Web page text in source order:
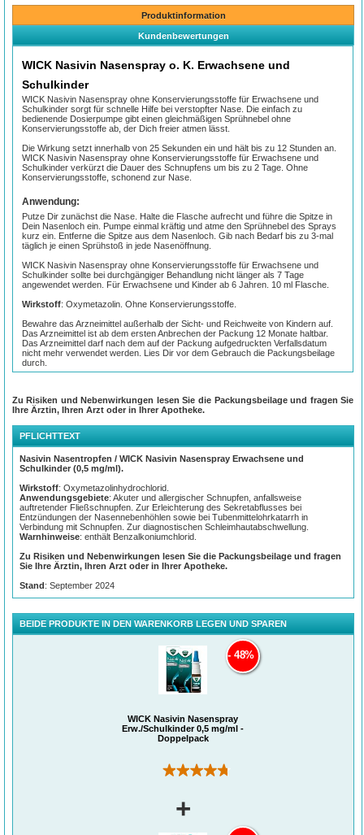
Produktinformation
Kundenbewertungen
WICK Nasivin Nasenspray o. K. Erwachsene und
Schulkinder
WICK Nasivin Nasenspray ohne Konservierungsstoffe für Erwachsene und
Schulkinder sorgt für schnelle Hilfe bei verstopfter Nase. Die einfach zu
bedienende Dosierpumpe gibt einen gleichmäßigen Sprühnebel ohne
Konservierungsstoffe ab, der Dich freier atmen lässt.
Die Wirkung setzt innerhalb von 25 Sekunden ein und hält bis zu 12 Stunden an.
WICK Nasivin Nasenspray ohne Konservierungsstoffe für Erwachsene und
Schulkinder verkürzt die Dauer des Schnupfens um bis zu 2 Tage. Ohne
Konservierungsstoffe, schonend zur Nase.
Anwendung:
Putze Dir zunächst die Nase. Halte die Flasche aufrecht und führe die Spitze in
Dein Nasenloch ein. Pumpe einmal kräftig und atme den Sprühnebel des Sprays
kurz ein. Entferne die Spitze aus dem Nasenloch. Gib nach Bedarf bis zu 3-mal
täglich je einen Sprühstoß in jede Nasenöffnung.
WICK Nasivin Nasenspray ohne Konservierungsstoffe für Erwachsene und
Schulkinder sollte bei durchgängiger Behandlung nicht länger als 7 Tage
angewendet werden. Für Erwachsene und Kinder ab 6 Jahren. 10 ml Flasche.
Wirkstoff: Oxymetazolin. Ohne Konservierungsstoffe.
Bewahre das Arzneimittel außerhalb der Sicht- und Reichweite von Kindern auf.
Das Arzneimittel ist ab dem ersten Anbrechen der Packung 12 Monate haltbar.
Das Arzneimittel darf nach dem auf der Packung aufgedruckten Verfallsdatum
nicht mehr verwendet werden. Lies Dir vor dem Gebrauch die Packungsbeilage
durch.
Zu Risiken und Nebenwirkungen lesen Sie die Packungsbeilage und fragen Sie
Ihre Ärztin, Ihren Arzt oder in Ihrer Apotheke.
PFLICHTTEXT
Nasivin Nasentropfen / WICK Nasivin Nasenspray Erwachsene und
Schulkinder (0,5 mg/ml).
Wirkstoff: Oxymetazolinhydrochlorid.
Anwendungsgebiete: Akuter und allergischer Schnupfen, anfallsweise
auftretender Fließschnupfen. Zur Erleichterung des Sekretabflusses bei
Entzündungen der Nasennebenhöhlen sowie bei Tubenmittelohrkatarrh in
Verbindung mit Schnupfen. Zur diagnostischen Schleimhautabschwellung.
Warnhinweise: enthält Benzalkoniumchlorid.
Zu Risiken und Nebenwirkungen lesen Sie die Packungsbeilage und fragen
Sie Ihre Ärztin, Ihren Arzt oder in Ihrer Apotheke.
Stand : September 2024
BEIDE PRODUKTE IN DEN WARENKORB LEGEN UND SPAREN
WICK Nasivin Nasenspray
Erw./Schulkinder 0,5 mg/ml -
Doppelpack
(8)
48%
+